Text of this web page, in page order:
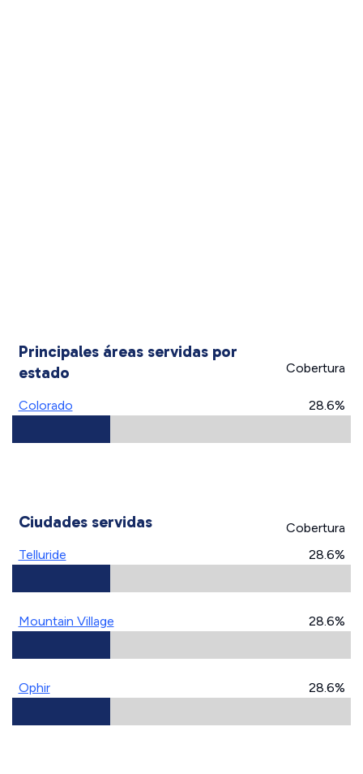
Principales áreas servidas por
estado
Cobertura
Colorado 28.6%
Ciudades servidas
Cobertura
Telluride
28.6%
Mountain Village 28.6%
Ophir 28.6%